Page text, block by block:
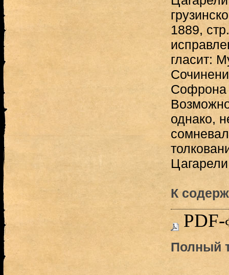
1889,
гласит:
Софрона
однако,
К
PDF-
Полный